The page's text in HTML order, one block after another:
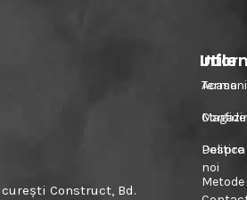
Construct, Bd.
Acasa
Despre
noi
Utile
Politica